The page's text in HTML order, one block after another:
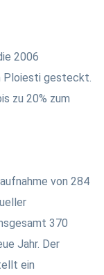
2006
Ploiesti gesteckt.
zu 20% zum
von 284
370
Jahr. Der
ein